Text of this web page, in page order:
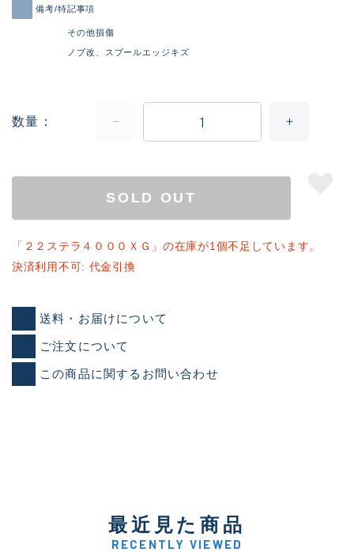
備考/特記事項
その他損傷
ノブ改、スプールエッジキズ
数量
SOLD OUT
「２２ステラ４０００ＸＧ」の在庫が1個不足しています。
決済利用不可: 代金引換
送料・お届けについて
ご注文について
この商品に関するお問い合わせ
最近見た商品
RECENTLY VIEWED